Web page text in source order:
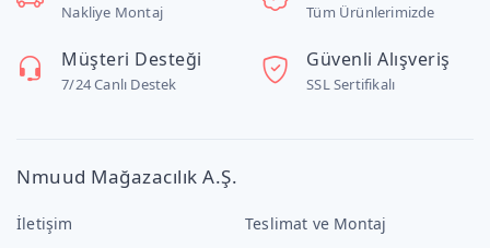
Nakliye Montaj Tüm Ürünlerimizde
Müşteri Desteği
7/24 Canlı Destek
Güvenli Alışveriş
SSL Sertifikalı
Nmuud Mağazacılık A.Ş.
İletişim
Teslimat ve Montaj